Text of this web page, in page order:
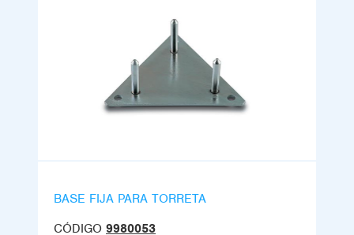
BASE FIJA PARA TORRETA
CÓDIGO 9980053